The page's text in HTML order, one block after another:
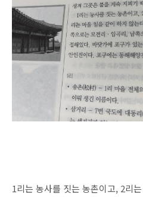
1리는 농사를 짓는 농촌이고, 2리